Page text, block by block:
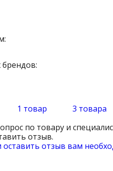
1 товар
3 товара
по товару и
отзыв.
отзыв вам